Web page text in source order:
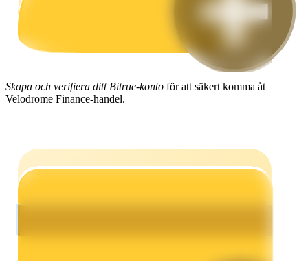
Tjäna
Skapa och verifiera ditt Bitrue-konto för att säkert komma åt
Velodrome Finance-handel.